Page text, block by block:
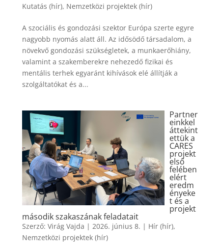
Kutatás (hír), Nemzetközi projektek (hír)
A szociális és gondozási szektor Európa szerte egyre
nagyobb nyomás alatt áll. Az idősödő társadalom, a
növekvő gondozási szükségletek, a munkaerőhiány,
valamint a szakemberekre nehezedő fizikai és
mentális terhek egyaránt kihívások elé állítják a
szolgáltatókat és a...
Partner
einkkel
áttekint
ettük a
CARES
projekt
első
felében
elért
eredm
ényeke
t és a
projekt
második szakaszának feladatait
Szerző: Virág Vajda | 2026. június 8. | Hír (hír),
Nemzetközi projektek (hír)